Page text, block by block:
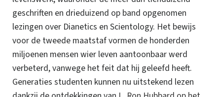
geschriften en drieduizend op band opgenomen
lezingen over Dianetics en Scientology. Het bewijs
voor de tweede maatstaf vormen de honderden
miljoenen mensen wier leven aantoonbaar werd
verbeterd, vanwege het feit dat hij geleefd heeft.
Generaties studenten kunnen nu uitstekend lezen